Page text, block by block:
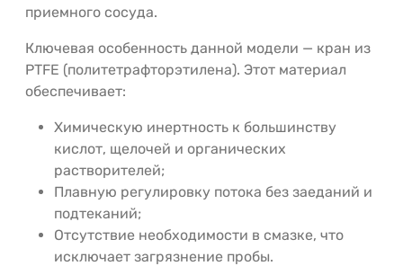
приемного сосуда.
Ключевая особенность данной модели — кран из
PTFE (политетрафторэтилена). Этот материал
обеспечивает:
Химическую инертность к большинству
кислот, щелочей и органических
растворителей;
Плавную регулировку потока без заеданий и
подтеканий;
Отсутствие необходимости в смазке, что
исключает загрязнение пробы.